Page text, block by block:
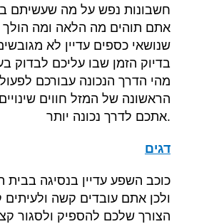
חשבונות נפש על מה שעשיתם
אתם תוהים מה הלאה ומה הולך
שנושאי כספים עדיין לא
בדיוק הזמן שבו עליכם לבדוק
מהי הדרך הנכונה עבורכם לפעול
הראשונה של המזל חווים
אתכם לדרך נכונה יותר.
דגים
כוכב השפע עדיין בנסיגה בבית
ולכן אתם עובדים קשה
הצורך שלכם להספיק ולסגור